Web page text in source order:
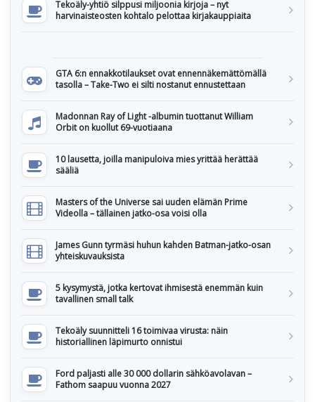
Tekoäly-yhtiö silppusi miljoonia kirjoja – nyt
harvinaisteosten kohtalo pelottaa kirjakauppiaita
GTA 6:n ennakkotilaukset ovat ennennäkemättömällä
tasolla – Take-Two ei silti nostanut ennustettaan
Madonnan Ray of Light -albumin tuottanut William
Orbit on kuollut 69-vuotiaana
10 lausetta, joilla manipuloiva mies yrittää herättää
sääliä
Masters of the Universe sai uuden elämän Prime
Videolla – tällainen jatko-osa voisi olla
James Gunn tyrmäsi huhun kahden Batman-jatko-osan
yhteiskuvauksista
5 kysymystä, jotka kertovat ihmisestä enemmän kuin
tavallinen small talk
Tekoäly suunnitteli 16 toimivaa virusta: näin
historiallinen läpimurto onnistui
Ford paljasti alle 30 000 dollarin sähköavolavan –
Fathom saapuu vuonna 2027